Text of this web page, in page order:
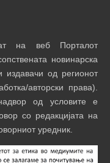
на веб Порталот
новинарска
од регионот
авторски права).
од условите е
со редакцијата на
уредник.